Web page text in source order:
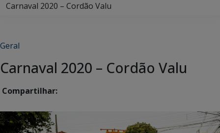
Carnaval 2020 – Cordão Valu
Geral
Carnaval 2020 – Cordão Valu
Compartilhar: